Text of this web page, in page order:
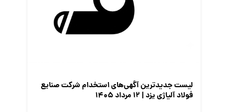
لیست جدیدترین آگهی‌های استخدام شرکت صنایع
فولاد آلیاژی یزد | ۱۲ مرداد ۱۴۰۵